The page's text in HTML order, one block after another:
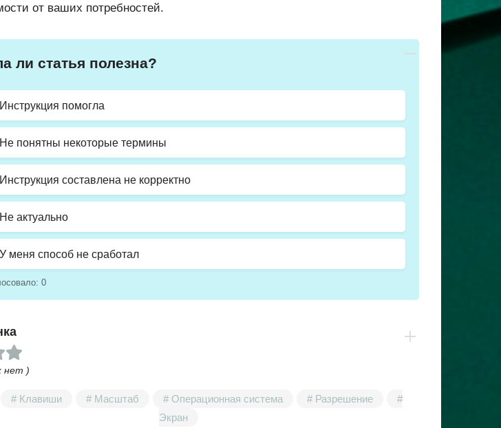
от ваших потребностей.
ли статья полезна?
Инструкция помогла
Не понятны некоторые термины
Инструкция составлена не корректно
Не актуально
У меня способ не сработал
0
нет )
Клавиши Масштаб Операционная система
Разрешение
Экран